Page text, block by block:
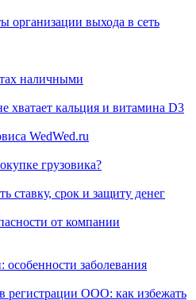
организации выхода в сеть
наличными
хватает кальция и витамина D3
WedWed.ru
грузовика?
ставку, срок и защиту денег
от компании
заболевания
регистрации ООО: как избежать